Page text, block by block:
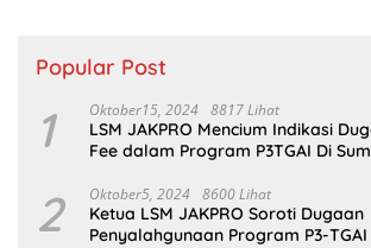
Popular Post
1 Oktober15, 2024 8817 Lihat
LSM JAKPRO Mencium Indikasi
Fee dalam Program P3TGAI Di
2 Oktober5, 2024 8600 Lihat
Ketua LSM JAKPRO Soroti Dugaan
Penyalahgunaan Program P3-